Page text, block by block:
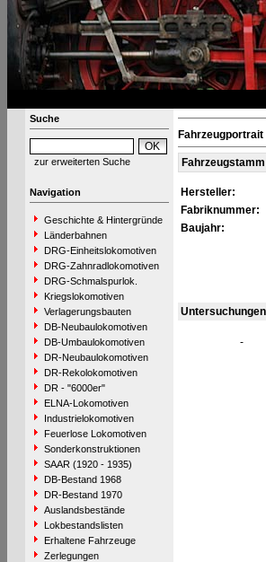
Suche
zur erweiterten Suche
Navigation
Geschichte & Hintergründe
Länderbahnen
DRG-Einheitslokomotiven
DRG-Zahnradlokomotiven
DRG-Schmalspurlok.
Kriegslokomotiven
Verlagerungsbauten
DB-Neubaulokomotiven
DB-Umbaulokomotiven
DR-Neubaulokomotiven
DR-Rekolokomotiven
DR - "6000er"
ELNA-Lokomotiven
Industrielokomotiven
Feuerlose Lokomotiven
Sonderkonstruktionen
SAAR (1920 - 1935)
DB-Bestand 1968
DR-Bestand 1970
Auslandsbestände
Lokbestandslisten
Erhaltene Fahrzeuge
Zerlegungen
Fahrzeugportrait
Fahrzeugstamm
Hersteller:
Fabriknummer:
Baujahr:
Untersuchungen
-